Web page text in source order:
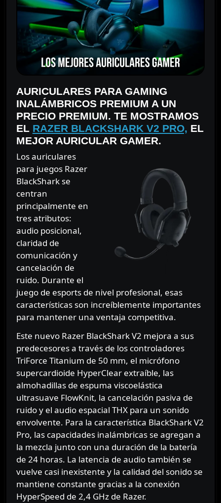
AURICULARES PARA GAMING
INALÁMBRICOS PREMIUM A UN
PRECIO PREMIUM. TE MOSTRAMOS
EL RAZER BLACKSHARK V2 PRO, EL
MEJOR AURICULAR GAMER.
Los auriculares
para juegos Razer
BlackShark se
centran
principalmente en
tres atributos:
audio posicional,
claridad de
comunicación y
cancelación de
ruido. Durante el
juego de esports de nivel profesional, esas
características son increíblemente importantes
para mantener una ventaja competitiva.
Este nuevo Razer BlackShark V2 mejora a sus
predecesores a través de los controladores
TriForce Titanium de 50 mm, el micrófono
supercardioide HyperClear extraíble, las
almohadillas de espuma viscoelástica
ultrasuave FlowKnit, la cancelación pasiva de
ruido y el audio espacial THX para un sonido
envolvente. Para la característica BlackShark V2
Pro, las capacidades inalámbricas se agregan a
la mezcla junto con una duración de la batería
de 24 horas. La latencia de audio también se
vuelve casi inexistente y la calidad del sonido se
mantiene constante gracias a la conexión
HyperSpeed de 2,4 GHz de Razer.